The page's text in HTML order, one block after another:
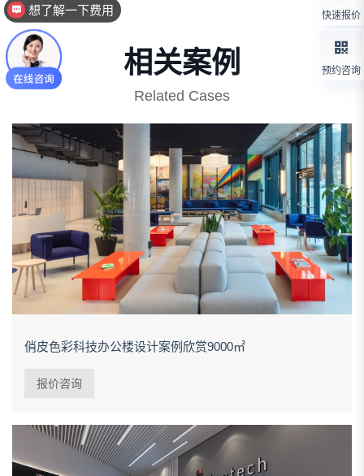
相关案例
Related Cases
俏皮色彩科技办公楼设计案例欣赏9000㎡
报价咨询
快速报价
预约咨询
想了解一下费用
想了解你们的资质